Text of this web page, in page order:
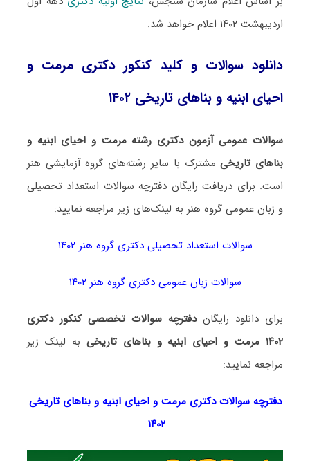
اردیبهشت ۱۴۰۲ اعلام خواهد شد.
دانلود سوالات و کلید کنکور دکتری مرمت و
احیای ابنیه و بناهای تاریخی ۱۴۰۲
سوالات عمومی آزمون دکتری رشته مرمت و احیای ابنیه و
بناهای تاریخیمشترک با سایر رشته‌های گروه آزمایشی هنر
است. برای دریافت رایگان دفترچه سوالات استعداد تحصیلی
و زبان عمومی گروه هنر به لینک‌های زیر مراجعه نمایید:
سوالات استعداد تحصیلی دکتری گروه هنر ۱۴۰۲
سوالات زبان عمومی دکتری گروه هنر ۱۴۰۲
برای دانلود رایگاندفترچه سوالات تخصصی کنکور دکتری
۱۴۰۲ مرمت و احیای ابنیه و بناهای تاریخی
به لینک زیر
مراجعه نمایید:
دفترچه سوالات دکتری مرمت و احیای ابنیه و بناهای تاریخی
۱۴۰۲